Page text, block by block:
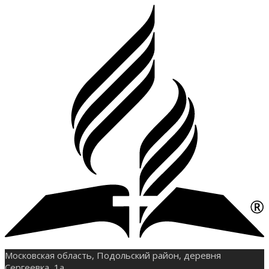
Московская область, Подольский район, деревня